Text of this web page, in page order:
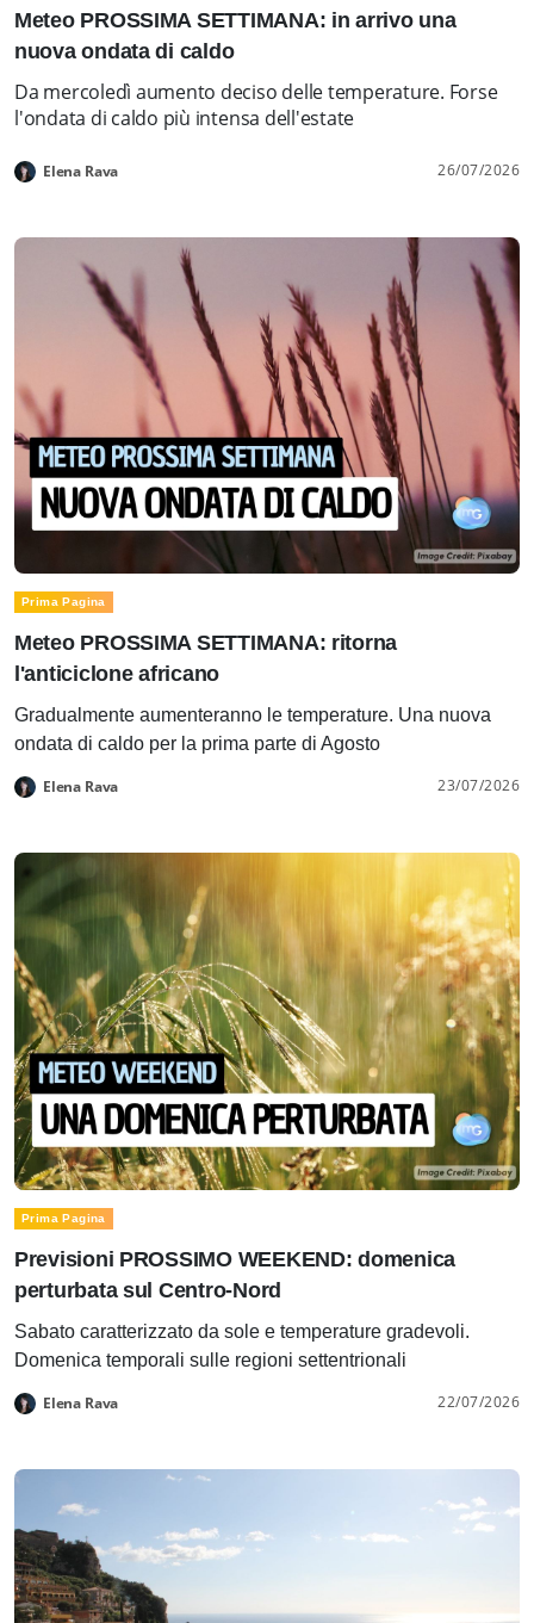
Meteo PROSSIMA SETTIMANA: in arrivo una
nuova ondata di caldo
Da mercoledì aumento deciso delle temperature. Forse
l'ondata di caldo più intensa dell'estate
Elena Rava 26/07/2026
Prima Pagina
Meteo PROSSIMA SETTIMANA: ritorna
l'anticiclone africano
Gradualmente aumenteranno le temperature. Una nuova
ondata di caldo per la prima parte di Agosto
Elena Rava 23/07/2026
Prima Pagina
Previsioni PROSSIMO WEEKEND: domenica
perturbata sul Centro-Nord
Sabato caratterizzato da sole e temperature gradevoli.
Domenica temporali sulle regioni settentrionali
Elena Rava 22/07/2026